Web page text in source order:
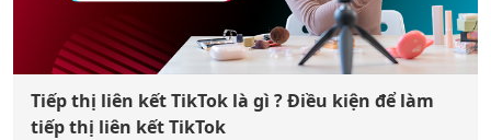
Tiếp thị liên kết TikTok là gì ? Điều kiện để làm
tiếp thị liên kết TikTok